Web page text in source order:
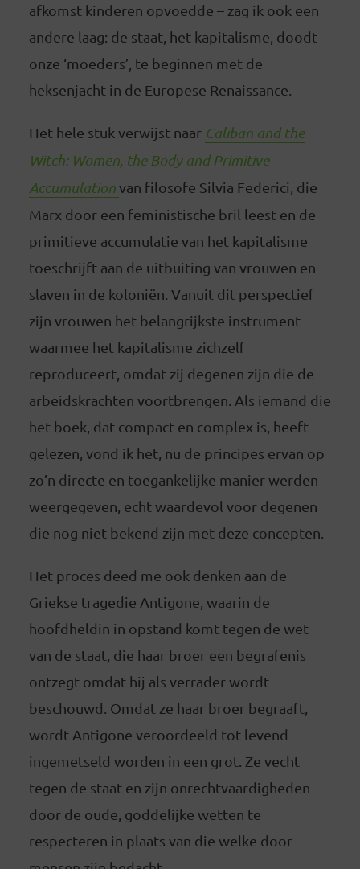
afkomst kinderen opvoedde – zag ik ook een
andere laag: de staat, het kapitalisme, doodt
onze ‘moeders’, te beginnen met de
heksenjacht in de Europese Renaissance.
Het hele stuk verwijst naar Caliban and the
Witch: Women, the Body and Primitive
Accumulationvan filosofe Silvia Federici, die
Marx door een feministische bril leest en de
primitieve accumulatie van het kapitalisme
toeschrijft aan de uitbuiting van vrouwen en
slaven in de koloniën. Vanuit dit perspectief
zijn vrouwen het belangrijkste instrument
waarmee het kapitalisme zichzelf
reproduceert, omdat zij degenen zijn die de
arbeidskrachten voortbrengen. Als iemand die
het boek, dat compact en complex is, heeft
gelezen, vond ik het, nu de principes ervan op
zo’n directe en toegankelijke manier werden
weergegeven, echt waardevol voor degenen
die nog niet bekend zijn met deze concepten.
Het proces deed me ook denken aan de
Griekse tragedie Antigone, waarin de
hoofdheldin in opstand komt tegen de wet
van de staat, die haar broer een begrafenis
ontzegt omdat hij als verrader wordt
beschouwd. Omdat ze haar broer begraaft,
wordt Antigone veroordeeld tot levend
ingemetseld worden in een grot. Ze vecht
tegen de staat en zijn onrechtvaardigheden
door de oude, goddelijke wetten te
respecteren in plaats van die welke door